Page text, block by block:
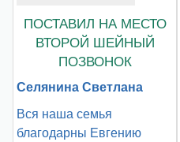
ПОСТАВИЛ НА МЕСТО
ВТОРОЙ ШЕЙНЫЙ
ПОЗВОНОК
Селянина Светлана
Вся наша семья
благодарны Евгению